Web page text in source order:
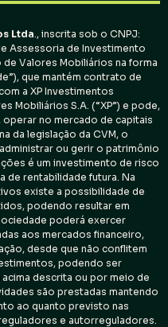
Ltda ., inscrita sob o CNPJ:
Assessoria de Investimento
Valores Mobiliários na forma
que mantém contrato de
a XP Investimentos
Mobiliários S.A. (“XP”) e pode,
no mercado de capitais
da legislação da CVM, o
ou gerir o patrimônio
é um investimento de risco
de rentabilidade futura. Na
existe a possibilidade de
podendo resultar em
poderá exercer
aos mercados financeiro,
desde que não conflitem
podendo ser
descrita ou por meio de
são prestadas mantendo
ao quanto previsto nas
e autorreguladores.